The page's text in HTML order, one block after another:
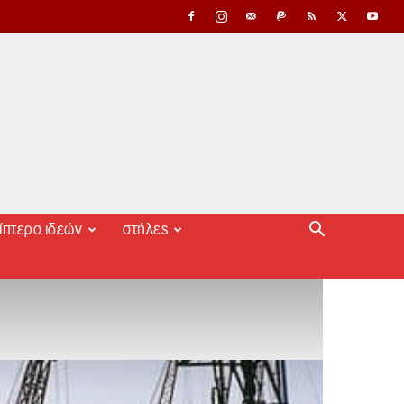
ιδεών στήλες